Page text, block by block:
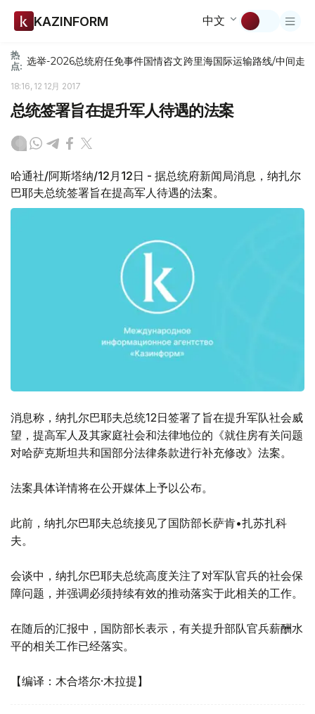
KAZINFORM 中文
热
点: 选举-2026总统府任免事件国情咨文跨里海国际运输路线/中间走廊
18:16, 12 12月 2017
总统签署旨在提升军人待遇的法案
哈通社/阿斯塔纳/12月12日 - 据总统府新闻局消息，纳扎尔
巴耶夫总统签署旨在提高军人待遇的法案。
消息称，纳扎尔巴耶夫总统12日签署了旨在提升军队社会威
望，提高军人及其家庭社会和法律地位的《就住房有关问题
对哈萨克斯坦共和国部分法律条款进行补充修改》法案。
法案具体详情将在公开媒体上予以公布。
此前，纳扎尔巴耶夫总统接见了国防部长萨肯•扎苏扎科
夫。
会谈中，纳扎尔巴耶夫总统高度关注了对军队官兵的社会保
障问题，并强调必须持续有效的推动落实于此相关的工作。
在随后的汇报中，国防部长表示，有关提升部队官兵薪酬水
平的相关工作已经落实。
【编译：木合塔尔·木拉提】